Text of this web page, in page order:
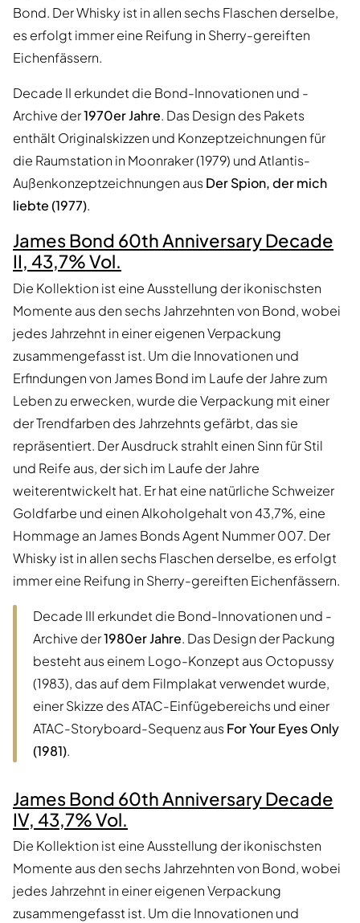
Bond. Der Whisky ist in allen sechs Flaschen derselbe,
es erfolgt immer eine Reifung in Sherry-gereiften
Eichenfässern.
Decade II erkundet die Bond-Innovationen und -
Archive der1970er Jahre. Das Design des Pakets
enthält Originalskizzen und Konzeptzeichnungen für
die Raumstation in Moonraker (1979) und Atlantis-
Außenkonzeptzeichnungen ausDer Spion, der mich
liebte (1977).
James Bond 60th Anniversary Decade
II, 43,7% Vol.
Die Kollektion ist eine Ausstellung der ikonischsten
Momente aus den sechs Jahrzehnten von Bond, wobei
jedes Jahrzehnt in einer eigenen Verpackung
zusammengefasst ist. Um die Innovationen und
Erfindungen von James Bond im Laufe der Jahre zum
Leben zu erwecken, wurde die Verpackung mit einer
der Trendfarben des Jahrzehnts gefärbt, das sie
repräsentiert. Der Ausdruck strahlt einen Sinn für Stil
und Reife aus, der sich im Laufe der Jahre
weiterentwickelt hat. Er hat eine natürliche Schweizer
Goldfarbe und einen Alkoholgehalt von 43,7%, eine
Hommage an James Bonds Agent Nummer 007. Der
Whisky ist in allen sechs Flaschen derselbe, es erfolgt
immer eine Reifung in Sherry-gereiften Eichenfässern.
Decade III erkundet die Bond-Innovationen und -
Archive der1980er Jahre. Das Design der Packung
besteht aus einem Logo-Konzept aus Octopussy
(1983), das auf dem Filmplakat verwendet wurde,
einer Skizze des ATAC-Einfügebereichs und einer
ATAC-Storyboard-Sequenz ausFor Your Eyes Only
(1981).
James Bond 60th Anniversary Decade
IV, 43,7% Vol.
Die Kollektion ist eine Ausstellung der ikonischsten
Momente aus den sechs Jahrzehnten von Bond, wobei
jedes Jahrzehnt in einer eigenen Verpackung
zusammengefasst ist. Um die Innovationen und